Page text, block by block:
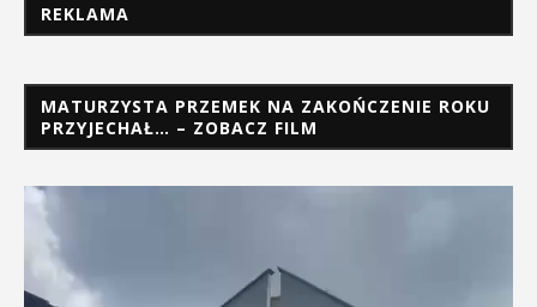
REKLAMA
MATURZYSTA PRZEMEK NA ZAKOŃCZENIE ROKU
PRZYJECHAŁ… – ZOBACZ FILM
Odtwarzacz